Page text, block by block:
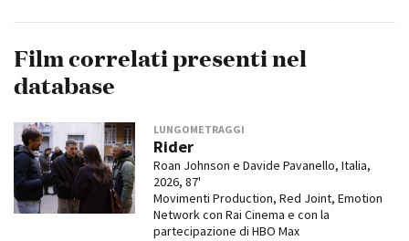
Film correlati presenti nel
database
LUNGOMETRAGGI
Rider
Roan Johnson e Davide Pavanello, Italia,
2026, 87'
Movimenti Production, Red Joint, Emotion
Network con Rai Cinema e con la
partecipazione di HBO Max